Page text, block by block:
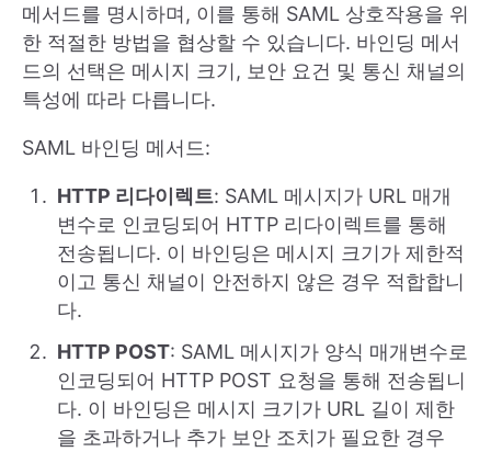
메서드를 명시하며, 이를 통해 SAML 상호작용을 위
한 적절한 방법을 협상할 수 있습니다. 바인딩 메서
드의 선택은 메시지 크기, 보안 요건 및 통신 채널의
특성에 따라 다릅니다.
SAML 바인딩 메서드:
HTTP 리다이렉트: SAML 메시지가 URL 매개
변수로 인코딩되어 HTTP 리다이렉트를 통해
전송됩니다. 이 바인딩은 메시지 크기가 제한적
이고 통신 채널이 안전하지 않은 경우 적합합니
다.
HTTP POST: SAML 메시지가 양식 매개변수로
인코딩되어 HTTP POST 요청을 통해 전송됩니
다. 이 바인딩은 메시지 크기가 URL 길이 제한
을 초과하거나 추가 보안 조치가 필요한 경우